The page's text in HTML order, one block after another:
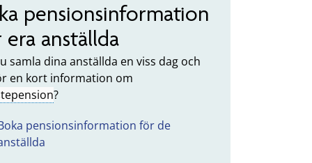
pensionsinformation
anställda
samla dina anställda en viss dag och
en kort information om
?
pensionsinformation för de